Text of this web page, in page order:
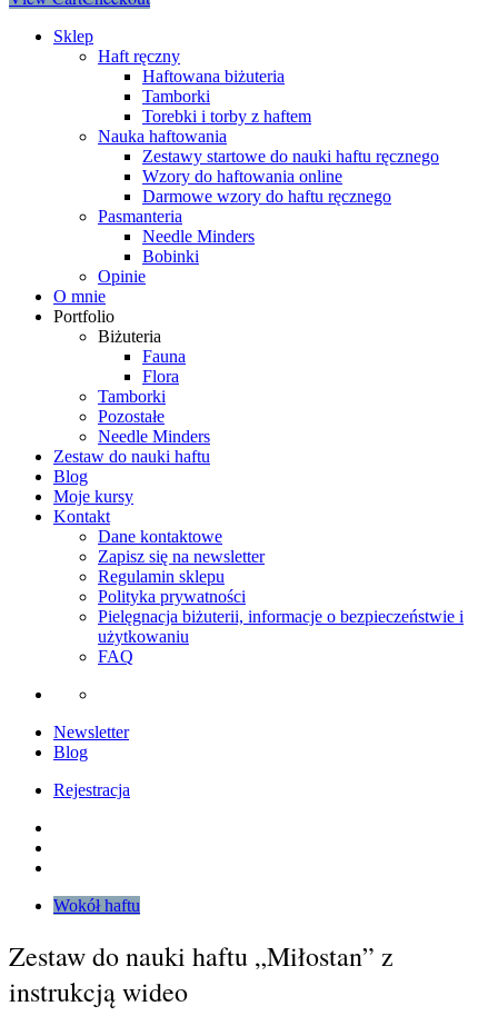
Sklep
Haft ręczny
Haftowana biżuteria
Tamborki
Torebki i torby z haftem
Nauka haftowania
Zestawy startowe do nauki haftu ręcznego
Wzory do haftowania online
Darmowe wzory do haftu ręcznego
Pasmanteria
Needle Minders
Bobinki
Opinie
O mnie
Portfolio
Biżuteria
Fauna
Flora
Tamborki
Pozostałe
Needle Minders
Zestaw do nauki haftu
Blog
Moje kursy
Kontakt
Dane kontaktowe
Zapisz się na newsletter
Regulamin sklepu
Polityka prywatności
Pielęgnacja biżuterii, informacje o bezpieczeństwie i
użytkowaniu
FAQ
Newsletter
Blog
Rejestracja
Wokół haftu
Zestaw do nauki haftu „Miłostan” z
instrukcją wideo